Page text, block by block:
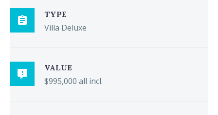

TYPE
Villa Deluxe

VALUE
$995,000 all incl.